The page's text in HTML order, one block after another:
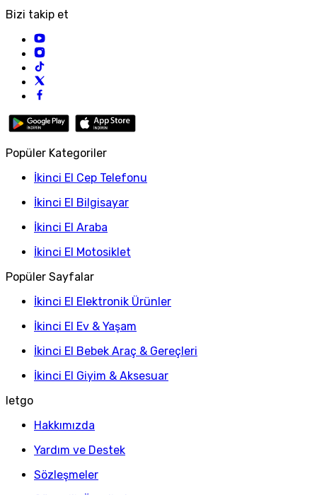
Bizi takip et
Popüler Kategoriler
İkinci El Cep Telefonu
İkinci El Bilgisayar
İkinci El Araba
İkinci El Motosiklet
Popüler Sayfalar
İkinci El Elektronik Ürünler
İkinci El Ev & Yaşam
İkinci El Bebek Araç & Gereçleri
İkinci El Giyim & Aksesuar
letgo
Hakkımızda
Yardım ve Destek
Sözleşmeler